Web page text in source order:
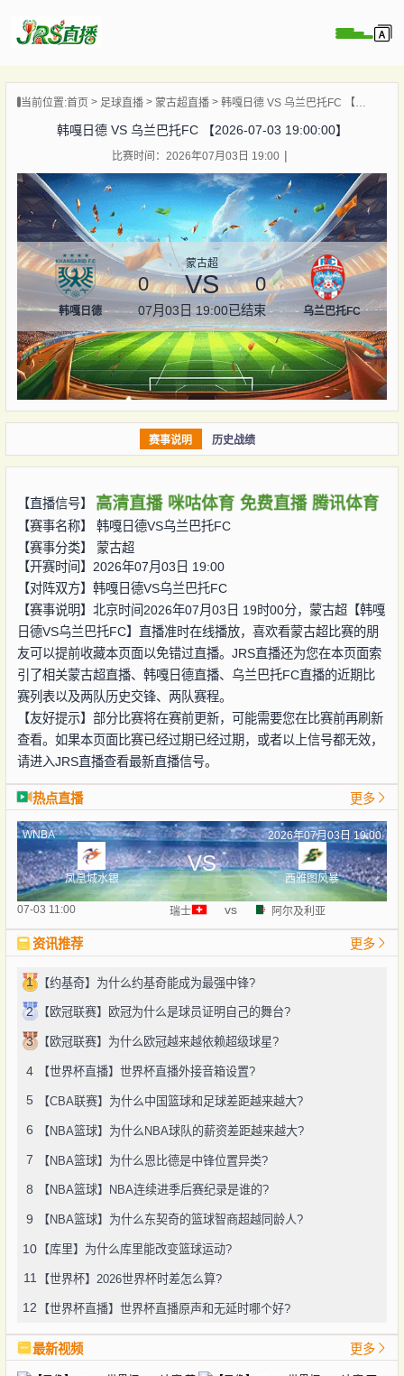
播
像
讯
直播
当前位置:首页 足球直播 蒙古超直播 韩嘎日德 VS 乌兰巴托FC 【2026-07-03 19:00:00】
韩嘎日德 VS 乌兰巴托FC 【2026-07-03 19:00:00】
比赛时间：2026年07月03日 19:00
韩嘎日德
蒙古超
0 VS 0
07月03日 19:00已结束 乌兰巴托FC
赛事说明 历史战绩
【直播信号】 高清直播 咪咕体育 免费直播 腾讯体育
【赛事名称】 韩嘎日德VS乌兰巴托FC
【赛事分类】 蒙古超
【开赛时间】2026年07月03日 19:00
【对阵双方】 韩嘎日德VS乌兰巴托FC
【赛事说明】北京时间2026年07月03日 19时00分，蒙古超【韩嘎
日德VS乌兰巴托FC】直播准时在线播放，喜欢看蒙古超比赛的朋
友可以提前收藏本页面以免错过直播。JRS直播还为您在本页面索
引了相关蒙古超直播、韩嘎日德直播、乌兰巴托FC直播的近期比
赛列表以及两队历史交锋、两队赛程。
【友好提示】部分比赛将在赛前更新，可能需要您在比赛前再刷新
查看。如果本页面比赛已经过期已经过期，或者以上信号都无效，
请进入JRS直播查看最新直播信号。
热点直播 更多
WNBA 2026年07月03日 10:00
凤凰城水银
VS
西雅图风暴
07-03 11:00 瑞士 vs 阿尔及利亚
资讯推荐 更多
1 【约基奇】为什么约基奇能成为最强中锋?
2 【欧冠联赛】欧冠为什么是球员证明自己的舞台?
3 【欧冠联赛】为什么欧冠越来越依赖超级球星?
4 【世界杯直播】世界杯直播外接音箱设置?
5 【CBA联赛】为什么中国篮球和足球差距越来越大?
6 【NBA篮球】为什么NBA球队的薪资差距越来越大?
7 【NBA篮球】为什么恩比德是中锋位置异类?
8 【NBA篮球】NBA连续进季后赛纪录是谁的?
9 【NBA篮球】为什么东契奇的篮球智商超越同龄人?
10 【库里】为什么库里能改变篮球运动?
11 【世界杯】2026世界杯时差怎么算?
12 【世界杯直播】世界杯直播原声和无延时哪个好?
最新视频 更多